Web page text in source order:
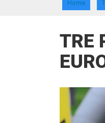
Home
TRE